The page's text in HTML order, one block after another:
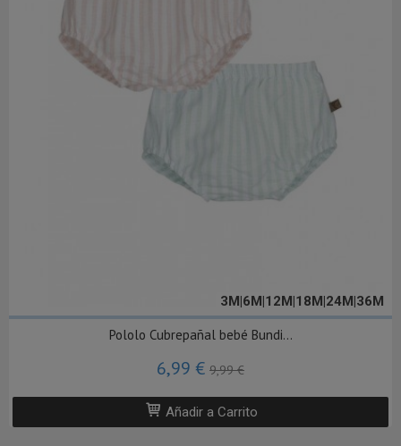
3M|6M|12M|18M|24M|36M
Pololo Cubrepañal bebé Bundi...
6,99 € 9,99 €
Añadir a Carrito